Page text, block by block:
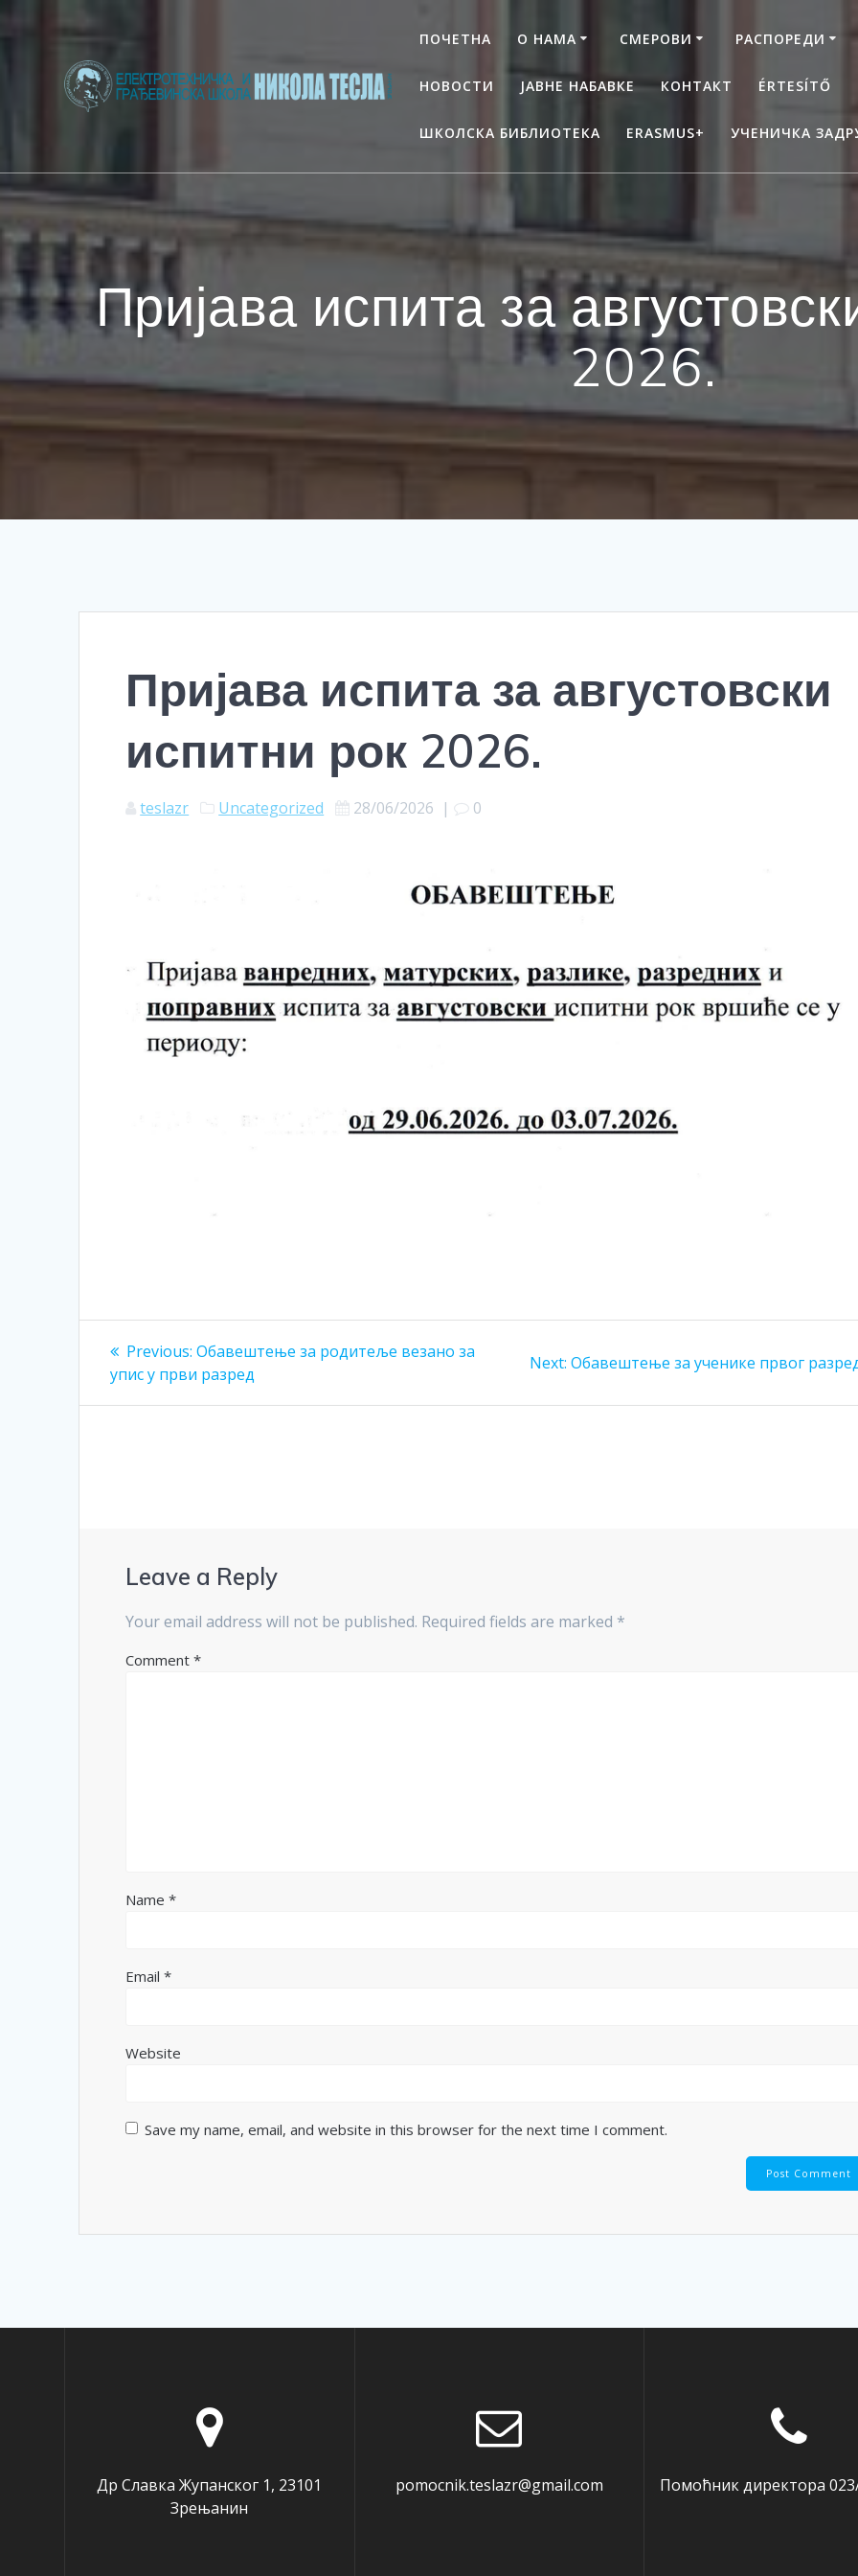
ПОЧЕТНА О НАМА СМЕРОВИ РАСПОРЕДИ
НОВОСТИ ЈАВНЕ НАБАВКЕ КОНТАКТ ÉRTESÍTŐ
ШКОЛСКА БИБЛИОТЕКА ERASMUS+ УЧЕНИЧКА
Пријава испита за
2026.
Пријава испита за августовски
испитни рок 2026.
teslazr Uncategorized 28/06/2026 | 0
Post
navigation
Previous: Previous
post:
Обавештење за родитеље везано за
упис у први разред
Next: Next
Обавештење за ученике првог
Leave a Reply
Your email address will not be published. Required fields are marked *
Comment*
Name*
Email*
Website
Save my name, email, and website in this browser for the next time I comment.
Др Славка Жупанског 1, 23101
Зрењанин
pomocnik.teslazr@gmail.com Помоћник директора